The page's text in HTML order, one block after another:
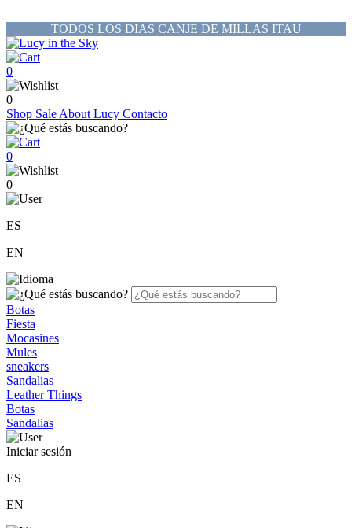
TODOS LOS DIAS CANJE DE MILLAS ITAU
0
0
Shop Sale About Lucy Contacto
0
0
ES
EN
Botas
Fiesta
Mocasines
Mules
sneakers
Sandalias
Leather Things
Botas
Sandalias
Iniciar sesión
ES
EN